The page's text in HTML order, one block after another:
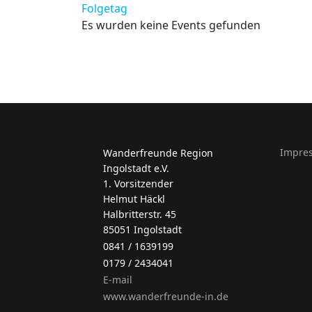
Folgetag
Es wurden keine Events gefunden
Wanderfreunde Region
Ingolstadt e.V.
1. Vorsitzender
Helmut Häckl
Halbritterstr. 45
85051 Ingolstadt
0841 / 1639199
0179 / 2434041
E-mail
www.wanderfreunde-in.de